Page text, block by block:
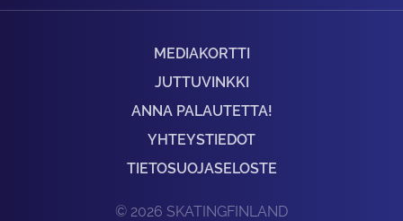
MEDIAKORTTI
JUTTUVINKKI
ANNA PALAUTETTA!
YHTEYSTIEDOT
TIETOSUOJASELOSTE
© 2026 SKATINGFINLAND